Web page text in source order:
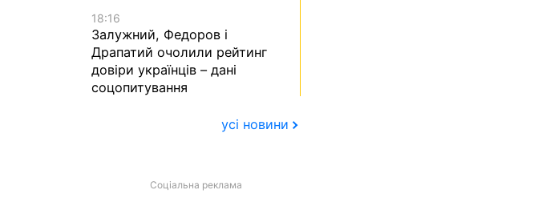
18:16
Залужний, Федоров і
Драпатий очолили рейтинг
довіри українців – дані
соцопитування
усі новини
Соціальна реклама